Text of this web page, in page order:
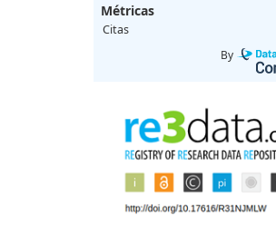
Métricas
Citas
By